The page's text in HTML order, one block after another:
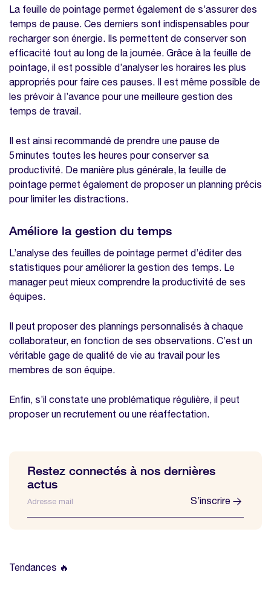
La feuille de pointage permet également de s’assurer des
temps de pause. Ces derniers sont indispensables pour
recharger son énergie. Ils permettent de conserver son
efficacité tout au long de la journée. Grâce à la feuille de
pointage, il est possible d’analyser les horaires les plus
appropriés pour faire ces pauses. Il est même possible de
les prévoir à l’avance pour une meilleure gestion des
temps de travail.
Il est ainsi recommandé de prendre une pause de
5 minutes toutes les heures pour conserver sa
productivité. De manière plus générale, la feuille de
pointage permet également de proposer un planning précis
pour limiter les distractions.
Améliore la gestion du temps
L’analyse des feuilles de pointage permet d’éditer des
statistiques pour améliorer la gestion des temps. Le
manager peut mieux comprendre la productivité de ses
équipes.
Il peut proposer des plannings personnalisés à chaque
collaborateur, en fonction de ses observations. C’est un
véritable gage de qualité de vie au travail pour les
membres de son équipe.
Enfin, s’il constate une problématique régulière, il peut
proposer un recrutement ou une réaffectation.
Restez connectés à nos dernières
actus
S’inscrire
Tendances 🔥